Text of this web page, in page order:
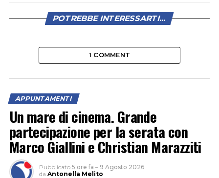
POTREBBE INTERESSARTI...
1 COMMENT
APPUNTAMENTI
Un mare di cinema. Grande
partecipazione per la serata con
Marco Giallini e Christian Marazziti
Pubblicato 5 ore fa – 9 Agosto 2026
da Antonella Melito